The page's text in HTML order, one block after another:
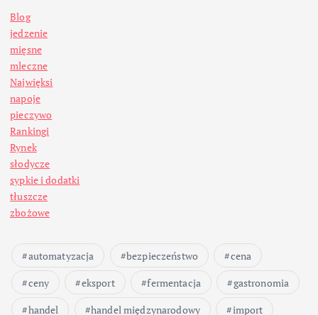
Blog
jedzenie
mięsne
mleczne
Najwięksi
napoje
pieczywo
Rankingi
Rynek
słodycze
sypkie i dodatki
tłuszcze
zbożowe
automatyzacja bezpieczeństwo
cena
ceny
eksport fermentacja
gastronomia
handel
handel międzynarodowy
import